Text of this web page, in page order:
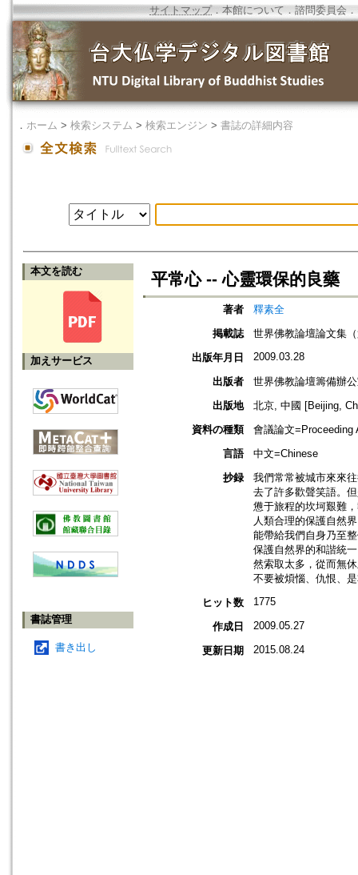
サイトマップ．本館について ． 諮問委員会 ．
． ホーム > 検索システム > 検索エンジン > 書誌の詳細内容
本文を読む
加えサービス
書誌管理
書き出し
平常心 -- 心靈環保的良藥
著者
釋素全
掲載誌
世界佛教論壇論文集
出版年月日
2009.03.28
出版者
世界佛教論壇籌備辦
出版地
北京, 中國 [Beijing,
資料の種類
會議論文=Proceeding
言語
中文=Chinese
抄録
我們常常被城市來來
去了許多歡聲笑語。
憊于旅程的坎坷艱難
人類合理的保護自然
能帶給我們自身乃至
保護自然界的和諧統
然索取太多，從而無
不要被煩惱、仇恨、
ヒット数
1775
作成日 2009.05.27
更新日期 2015.08.24